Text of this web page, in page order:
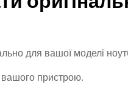
для вашої моделі
вашого пристрою.